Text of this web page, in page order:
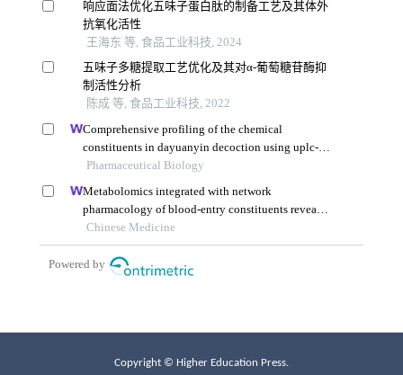
Copyright © Higher Education Press.